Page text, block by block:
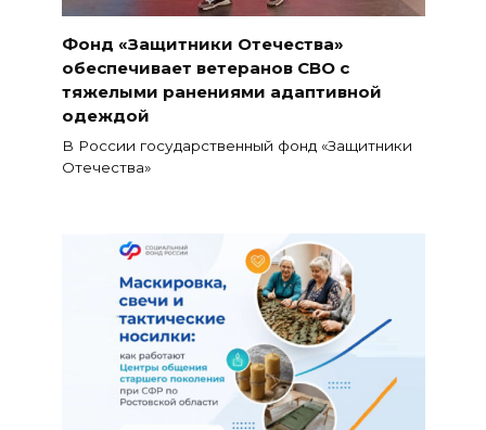
Фонд «Защитники Отечества»
обеспечивает ветеранов СВО с
тяжелыми ранениями адаптивной
одеждой
В России государственный фонд «Защитники
Отечества»